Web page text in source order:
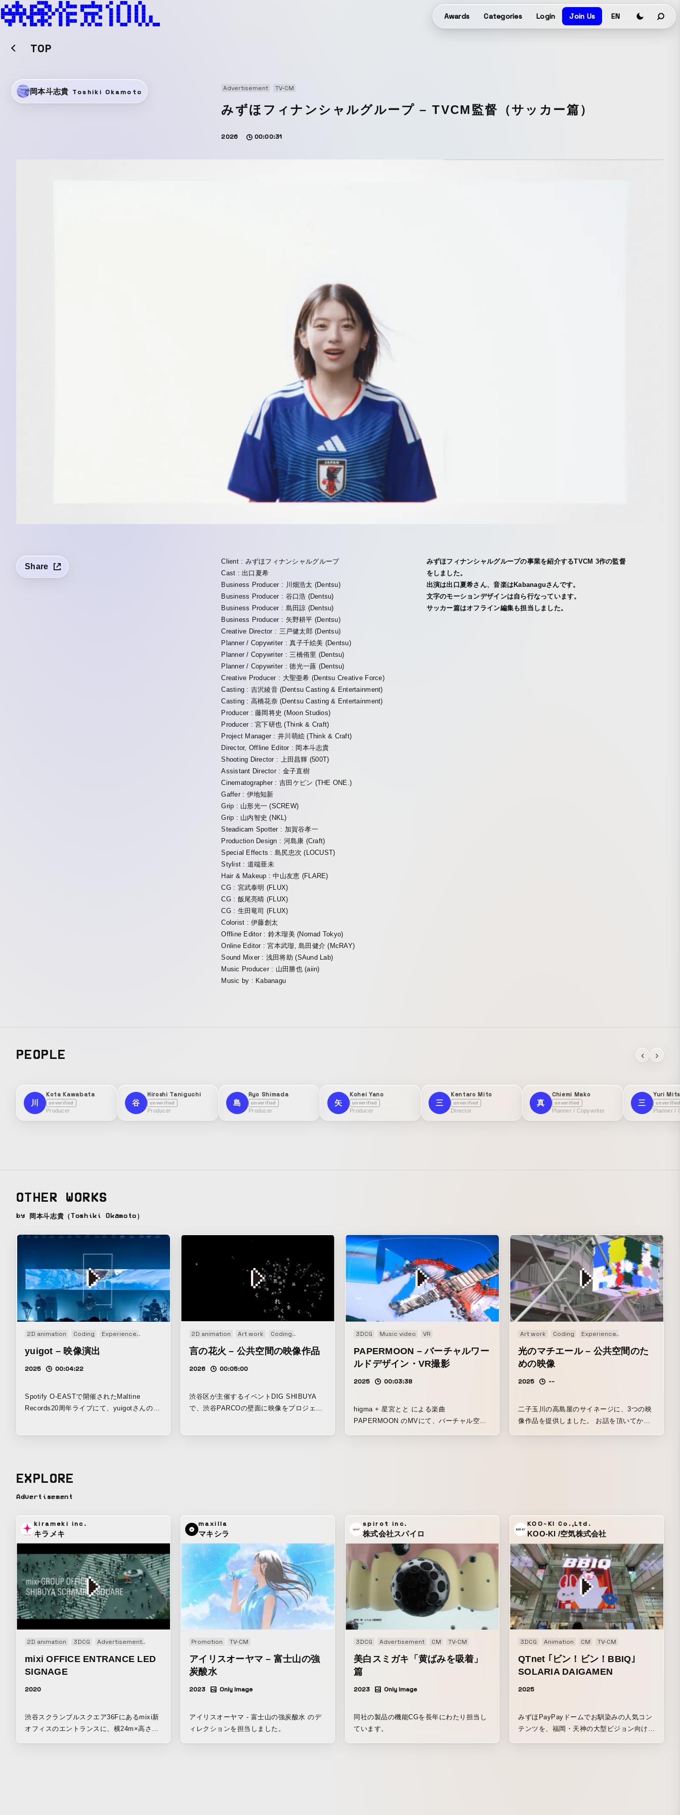
Awards Categories Login Join Us EN
TOP
岡本斗志貴 Toshiki Okamoto Advertisement TV-CM
みずほフィナンシャルグループ – TVCM監督（サッカー篇）
2026 00:00:31
Share
Client : みずほフィナンシャルグループ
Cast : 出口夏希
Business Producer : 川畑浩太 (Dentsu)
Business Producer : 谷口浩 (Dentsu)
Business Producer : 島田諒 (Dentsu)
Business Producer : 矢野耕平 (Dentsu)
Creative Director : 三戸健太郎 (Dentsu)
Planner / Copywriter : 真子千絵美 (Dentsu)
Planner / Copywriter : 三橋侑里 (Dentsu)
Planner / Copywriter : 徳光一蕗 (Dentsu)
Creative Producer : 大聖亜希 (Dentsu Creative Force)
Casting : 吉沢綾音 (Dentsu Casting & Entertainment)
Casting : 高橋花奈 (Dentsu Casting & Entertainment)
Producer : 藤岡将史 (Moon Studios)
Producer : 宮下研也 (Think & Craft)
Project Manager : 井川萌絵 (Think & Craft)
Director, Offline Editor : 岡本斗志貴
Shooting Director : 上田昌輝 (500T)
Assistant Director : 金子直樹
Cinematographer : 吉田ケビン (THE ONE.)
Gaffer : 伊地知新
Grip : 山形光一 (SCREW)
Grip : 山内智史 (NKL)
Steadicam Spotter : 加賀谷孝一
Production Design : 河島康 (Craft)
Special Effects : 島尻忠次 (LOCUST)
Stylist : 道端亜未
Hair & Makeup : 中山友恵 (FLARE)
CG : 宮武泰明 (FLUX)
CG : 飯尾亮晴 (FLUX)
CG : 生田竜司 (FLUX)
Colorist : 伊藤創太
Offline Editor : 鈴木瑠美 (Nomad Tokyo)
Online Editor : 宮本武瑠, 島田健介 (McRAY)
Sound Mixer : 浅田将助 (SAund Lab)
Music Producer : 山田勝也 (aiin)
Music by : Kabanagu
みずほフィナンシャルグループの事業を紹介するTVCM 3作の監督
をしました。
出演は出口夏希さん、音楽はKabanaguさんです。
文字のモーションデザインは自ら行なっています。
サッカー篇はオフライン編集も担当しました。
PEOPLE ‹ ›
川
Kota Kawabata
unverified
Producer
谷
Hiroshi Taniguchi
unverified
Producer
島
Ryo Shimada
unverified
Producer
矢
Kohei Yano
unverified
Producer
三
Kentaro Mito
unverified
Director
真
Chiemi Mako
unverified
Planner / Copywriter
三
Yuri
Planner /
OTHER WORKS
by 岡本斗志貴（Toshiki Okamoto）
2D animation Coding Experience Motion graphics Music video
yuigot – 映像演出
2025 00:04:22
Spotify O-EASTで開催されたMaltine
Records20周年ライブにて、yuigotさんの映
2D animation Art work Coding Installation
言の花火 – 公共空間の映像作品
2026 00:05:00
渋谷区が主催するイベントDIG SHIBUYA
で、渋谷PARCOの壁面に映像をプロジェク
からはどう見えてるんだろう 私にとって、
私はよく分散している 自分が自分じゃ無い
ように振る舞うことがある そんなとき私は
どこか他人事だ 今もそう 文字を書くとそれ
はもう自分じゃ無い 一貫したものがない
と、繋ぎ止めて置けない 落ち着いて居たい
といつも思っている 具体をくれ 心は平和な
場所でいたい 考えすぎる時がある 苦しみか
ら抜け出そうともがいている 私は自分なり
に、少しずつ、心臓から棘を抜く術を集めて
きた お陰で今はだいぶ楽だ 土地や景色や季
節、匂いと光にそれを見出しているかもしれ
ない 同じ場所に住むと、とても明るい 忘れ
っぽい私でも、思い出すことができる 反省
することができるし、思い出し笑いもする
の中に属している感じがする 進んでいる感
じがする 同じ市役所から封筒が届く 同じコ
3DCG Music video VR
PAPERMOON – バーチャルワー
ルドデザイン・VR撮影
2025 00:03:38
higma + 星宮とと による楽曲
PAPERMOON のMVにて、バーチャル空間
Art work Coding Experience
光のマチエール – 公共空間のた
めの映像
2025 --
二子玉川の高島屋のサイネージに、3つの映
像作品を提供しました。 お話を頂いてから
EXPLORE
Advertisement
キラメキ
kirameki inc.
2D animation 3DCG Advertisement Motion graphics Signage
mixi OFFICE ENTRANCE LED
SIGNAGE
2020
渋谷スクランブルスクエア36Fにあるmixi新
オフィスのエントランスに、横24m×高さ
マキシラ
maxilla
Promotion TV-CM
アイリスオーヤマ – 富士山の強
炭酸水
2023 Only Image
アイリスオーヤマ - 富士山の強炭酸水 のデ
ィレクションを担当しました。
株式会社スパイロ
spirot inc.
3DCG Advertisement CM TV-CM
美白スミガキ「黄ばみを吸着」
篇
2023 Only Image
同社の製品の機能CGを長年にわたり担当し
ています。
KOO-KI /空気株式会社
KOO-KI Co.,Ltd.
3DCG Animation CM TV-CM
QTnet ｢ビン！ビン！BBIQ｣
SOLARIA DAIGAMEN
2025
みずほPayPayドームでお馴染みの人気コン
テンツを、福岡・天神の大型ビジョン向けに